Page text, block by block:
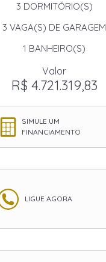
3 DORMITÓRIO(S)
3 VAGA(S) DE GARAGEM
1 BANHEIRO(S)
Valor
R$ 4.721.319,83
SIMULE UM
FINANCIAMENTO
LIGUE AGORA